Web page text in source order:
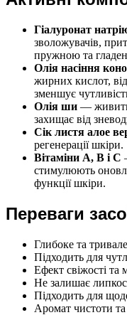
Гіалуронат
зволожувачів,
пружною та
Олія насіння
жирних кислот,
зменшує
Олія ши —
захищає від
Сік листя алое
регенерації шкіри.
Вітаміни A, B і C
стимулюють
функції шкіри.
Переваги
Глибоке та
Підходить для
Ефект свіжості та
Не залишає
Підходить для
Аромат чистоти та